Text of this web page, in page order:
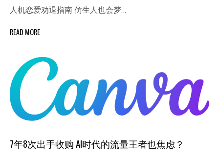
人机恋爱劝退指南 仿生人也会梦…
READ MORE
7年8次出手收购 AI时代的流量王者也焦虑？